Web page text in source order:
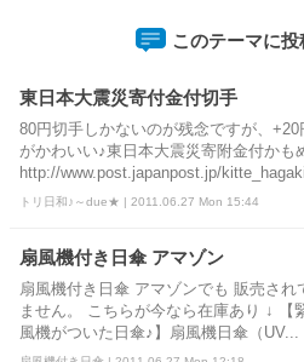
このテーマに
東日本大震災寄付金付切手
80円切手しかないのが残念ですが、
がかわいい♪東日本大震災寄附金付かも
http://www.post.japanpost.jp/
トリ日和♪～due★ | 2011.06.27 Mon 15:44
扇風機付き日傘 アマゾン
扇風機付き日傘 アマゾンでも 販売され
ません。 こちらが今なら在庫あり ↓
風機がついた日傘♪】扇風機日傘（UV...